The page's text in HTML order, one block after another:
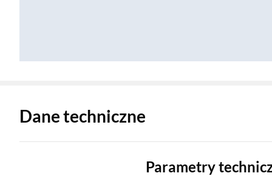
Dane techniczne
Parametry